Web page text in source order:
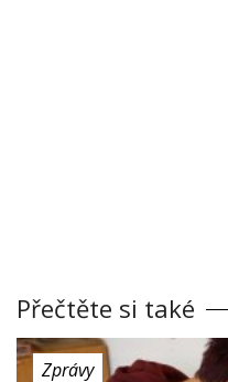
Přečtěte si také
Zprávy